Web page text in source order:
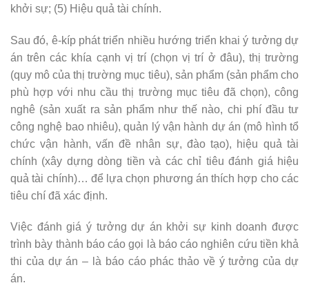
khởi sự; (5) Hiệu quả tài chính.
Sau đó, ê-kíp phát triển nhiều hướng triển khai ý tưởng dự
án trên các khía cạnh vị trí (chọn vị trí ở đâu), thị trường
(quy mô của thị trường mục tiêu), sản phẩm (sản phẩm cho
phù hợp với nhu cầu thị trường mục tiêu đã chọn), công
nghê (sản xuất ra sản phẩm như thế nào, chi phí đầu tư
công nghệ bao nhiêu), quản lý vận hành dự án (mô hình tổ
chức vận hành, vấn đề nhân sự, đào tạo), hiệu quả tài
chính (xây dựng dòng tiền và các chỉ tiêu đánh giá hiệu
quả tài chính)… để lựa chọn phương án thích hợp cho các
tiêu chí đã xác định.
Việc đánh giá ý tưởng dự án khởi sự kinh doanh được
trình bày thành báo cáo gọi là báo cáo nghiên cứu tiền khả
thi của dự án – là báo cáo phác thảo về ý tưởng của dự
án.